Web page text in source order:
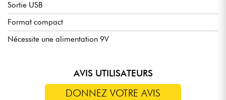
Sortie USB
Format compact
Nécessite une alimentation 9V
AVIS UTILISATEURS
DONNEZ VOTRE AVIS